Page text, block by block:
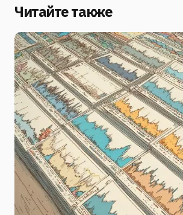
Читайте также